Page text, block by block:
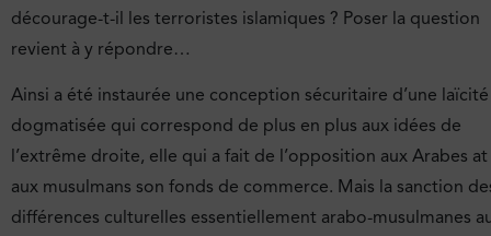
décourage-t-il les terroristes islamiques ? Poser la question
revient à y répondre…
Ainsi a été instaurée une conception sécuritaire d’une laïcité
dogmatisée qui correspond de plus en plus aux idées de
l’extrême droite, elle qui a fait de l’opposition aux Arabes at
aux musulmans son fonds de commerce. Mais la sanction
différences culturelles essentiellement arabo-musulmanes